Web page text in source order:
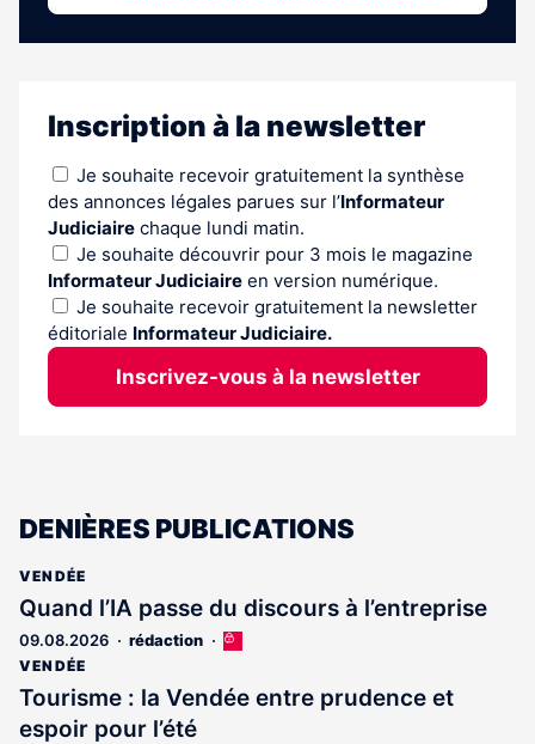
Inscription à la newsletter
Je souhaite recevoir gratuitement la synthèse
des annonces légales parues sur l’Informateur
Judiciaire chaque lundi matin.
Je souhaite découvrir pour 3 mois le magazine
Informateur Judiciaire en version numérique.
Je souhaite recevoir gratuitement la newsletter
éditoriale Informateur Judiciaire.
Inscrivez-vous à la newsletter
DENIÈRES PUBLICATIONS
VENDÉE
Quand l’IA passe du discours à l’entreprise
09.08.2026 rédaction
Cet
est
réservé
VENDÉE
Tourisme : la Vendée entre prudence et
espoir pour l’été